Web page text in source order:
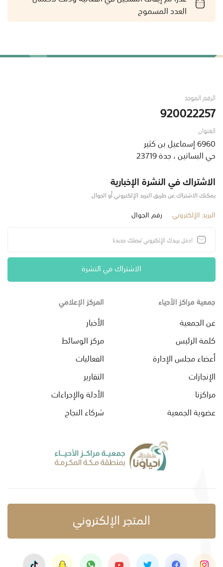
العدد المسموح
الرقم الموحد
920022257
العنوان
6960 إسماعيل بن كثير
حي البساتين ، جدة 23719
الاشتراك في النشرة الإخبارية
يمكنك الاشتراك عن طريق البريد الإلكتروني أو الجوال
البريد الإلكتروني رقم الجوال
الاشتراك في النشرة
جمعية مراكز الأحياء
عن الجمعية
كلمة الرئيس
أعضاء مجلس الإدارة
الإنجازات
مراكزنا
عضوية الجمعية
المركز الإعلامي
الأخبار
مركز الوسائط
الفعاليات
التقارير
الأدلة والإجراءات
شركاء النجاح
المتجر الإلكتروني